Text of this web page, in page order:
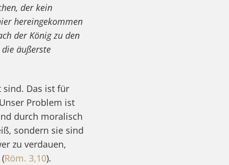
der kein
hereingekommen
der König zu den
äußerste
sind. Das ist für
Problem ist
durch moralisch
sondern sie sind
zu verdauen,
Röm. 3,10).